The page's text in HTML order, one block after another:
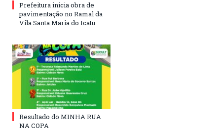
Prefeitura inicia obra de
pavimentação no Ramal da
Vila Santa Maria do Icatu
Resultado do MINHA RUA
NA COPA